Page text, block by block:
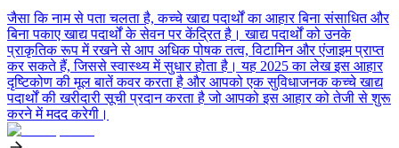
जैसा कि नाम से पता चलता है, कच्चे खाद्य पदार्थों का आहार बिना संसाधित और
बिना पकाए खाद्य पदार्थों के सेवन पर केंद्रित है। खाद्य पदार्थों को उनके
प्राकृतिक रूप में रखने से आप अधिक पोषक तत्व, विटामिन और एंजाइम प्राप्त
कर सकते हैं, जिससे स्वास्थ्य में सुधार होता है। यह 2025 का लेख इस आहार
दृष्टिकोण की मूल बातें कवर करता है और आपको एक सुविधाजनक कच्चे खाद्य
पदार्थों की खरीदारी सूची प्रदान करता है जो आपको इस आहार को तेजी से शुरू
करने में मदद करेगी।